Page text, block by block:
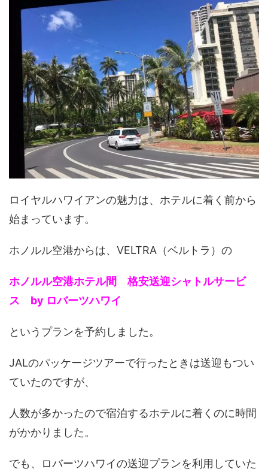
ロイヤルハワイアンの魅力は、ホテルに着く前から
始まっています。
ホノルル空港からは、VELTRA（ベルトラ）の
ホノルル空港ホテル間 格安送迎シャトルサービ
ス by ロバーツハワイ
というプランを予約しました。
JALのパッケージツアーで行ったときは送迎もつい
ていたのですが、
人数が多かったので宿泊するホテルに着くのに時間
がかかりました。
でも、ロバーツハワイの送迎プランを利用していた